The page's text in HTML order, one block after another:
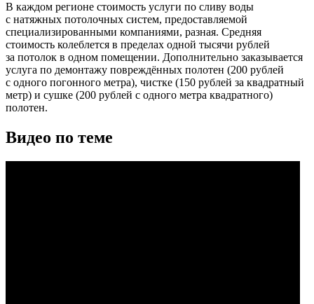
В каждом регионе стоимость услуги по сливу воды
с натяжных потолочных систем, предоставляемой
специализированными компаниями, разная. Средняя
стоимость колеблется в пределах одной тысячи рублей
за потолок в одном помещении. Дополнительно заказывается
услуга по демонтажу повреждённых полотен (200 рублей
с одного погонного метра), чистке (150 рублей за квадратный
метр) и сушке (200 рублей с одного метра квадратного)
полотен.
Видео по теме